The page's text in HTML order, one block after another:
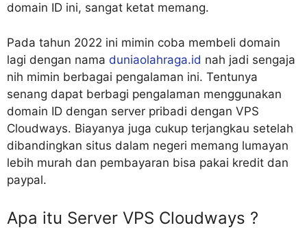
domain ID ini, sangat ketat memang.
Pada tahun 2022 ini mimin coba membeli domain
lagi dengan nama duniaolahraga.id nah jadi sengaja
nih mimin berbagai pengalaman ini. Tentunya
senang dapat berbagi pengalaman menggunakan
domain ID dengan server pribadi dengan VPS
Cloudways. Biayanya juga cukup terjangkau setelah
dibandingkan situs dalam negeri memang lumayan
lebih murah dan pembayaran bisa pakai kredit dan
paypal.
Apa itu Server VPS Cloudways ?